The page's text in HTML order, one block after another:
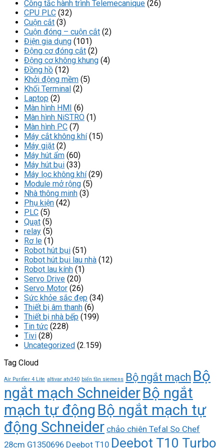
Công tắc hành trình Telemecanique (26)
CPU PLC (32)
Cuộn cắt (3)
Cuộn đóng – cuộn cắt (2)
Điện gia dụng (101)
Động cơ đóng cắt (2)
Động cơ không khung (4)
Đồng hồ (12)
Khởi động mềm (5)
Khối Terminal (2)
Laptop (2)
Màn hình HMI (6)
Màn hình NiSTRO (1)
Màn hình PC (7)
Máy cắt không khí(15)
Máy giặt (2)
Máy hút ẩm (60)
Máy hút bụi (33)
Máy lọc không khí(29)
Module mở rộng (5)
Nhà thông minh (3)
Phụ kiện (42)
PLC (5)
Quạt (5)
relay (5)
Rơ le (1)
Robot hút bụi (51)
Robot hút bụi lau nhà (12)
Robot lau kính (1)
Servo Drive (20)
Servo Motor (26)
Sức khỏe sắc đẹp (34)
Thiết bị âm thanh (6)
Thiết bị nhà bếp (199)
Tin tức (228)
Tivi (28)
Uncategorized (2.159)
Tag Cloud
Air Purifier 4 Lite altivar atv340 biến tần siemens Bộ ngắt mạch Bộ
ngắt mạch SchneiderBộ ngắt
mạch tự động Bộ ngắt mạch tự
động Schneider chảo chiên Tefal So Chef
28cm G1350696 Deebot T10 Deebot T10 Turbo